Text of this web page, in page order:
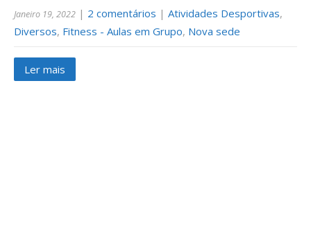
Janeiro 19, 2022 | 2 comentários | Atividades Desportivas,
Diversos, Fitness - Aulas em Grupo, Nova sede
Ler mais